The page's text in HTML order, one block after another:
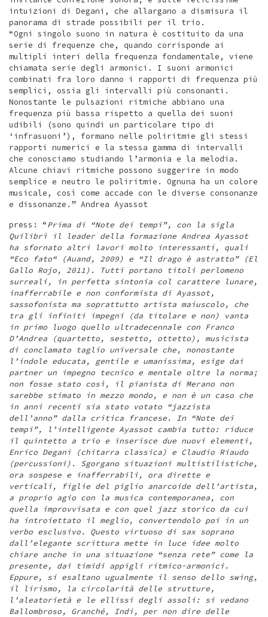
intuizioni di Degani, che allargano a dismisura il
panorama di strade possibili per il trio.
“Ogni singolo suono in natura è costituito da una
serie di frequenze che, quando corrisponde ai
multipli interi della frequenza fondamentale, viene
chiamata serie degli armonici. I suoni armonici
combinati fra loro danno i rapporti di frequenza più
semplici, ossia gli intervalli più consonanti.
Nonostante le pulsazioni ritmiche abbiano una
frequenza più bassa rispetto a quella dei suoni
udibili (sono quindi un particolare tipo di
‘infrasuoni’), formano nelle poliritmie gli stessi
rapporti numerici e la stessa gamma di intervalli
che conosciamo studiando l’armonia e la melodia.
Alcune chiavi ritmiche possono suggerire in modo
semplice e neutro le poliritmie. Ognuna ha un colore
musicale, così come accade con le diverse consonanze
e dissonanze.” Andrea Ayassot
press: “Prima di “Note dei tempi”, con la sigla
Quilibrì il leader della formazione Andrea Ayassot
ha sfornato altri lavori molto interessanti, quali
“Eco fato“ (Auand, 2009) e “Il drago è astratto” (El
Gallo Rojo, 2011). Tutti portano titoli perlomeno
surreali, in perfetta sintonia col carattere lunare,
inafferrabile e non conformista di Ayassot,
sassofonista ma soprattutto artista maiuscolo, che
tra gli infiniti impegni (da titolare e non) vanta
in primo luogo quello ultradecennale con Franco
D’Andrea (quartetto, sestetto, ottetto), musicista
di conclamato taglio universale che, nonostante
l’indole educata, gentile e umanissima, esige dai
partner un impegno tecnico e mentale oltre la norma;
non fosse stato così, il pianista di Merano non
sarebbe stimato in mezzo mondo, e non è un caso che
in anni recenti sia stato votato “jazzista
dell’anno” dalla critica francese. In “Note dei
tempi”, l’intelligente Ayassot cambia tutto: riduce
il quintetto a trio e inserisce due nuovi elementi,
Enrico Degani (chitarra classica) e Claudio Riaudo
(percussioni). Sgorgano situazioni multistilistiche,
ora sospese e inafferrabili, ora dirette e
verticali, figlie del piglio anarcoide dell’artista,
a proprio agio con la musica contemporanea, con
quella improvvisata e con quel jazz storico da cui
ha introiettato il meglio, convertendolo poi in un
verbo esclusivo. Questo virtuoso di sax soprano
dall’elegante scrittura mette in luce idee molto
chiare anche in una situazione “senza rete” come la
presente, dai timidi appigli ritmico-armonici.
Eppure, si esaltano ugualmente il senso dello swing,
il lirismo, la circolarità delle strutture,
l’aleatorietà e le ellissi degli assoli: si vedano
Ballombroso, Granché, Indi, per non dire delle